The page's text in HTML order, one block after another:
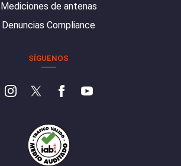
Mediciones de antenas
Denuncias Compliance
SÍGUENOS